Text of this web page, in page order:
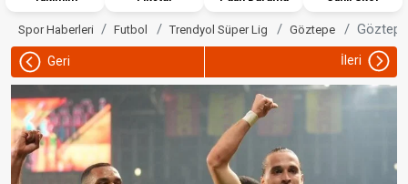
Spor Haberleri Futbol Trendyol Süper Lig Göztepe
Geri İleri